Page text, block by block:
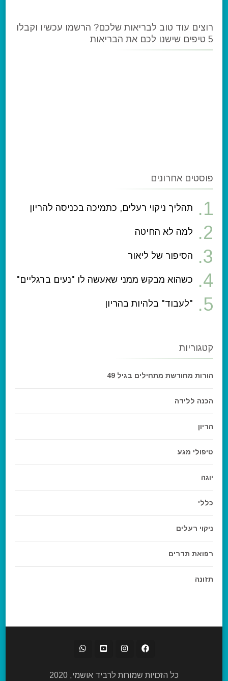
רוצים עוד טוב לבריאות שלכם? הרשמו עכשיו וקבלו
5 טיפים שישנו לכם את הבריאות
פוסטים אחרונים
תהליך ניקוי רעלים, כתמיכה בכניסה להריון
למה לא החיטה
הסיפור של ליאור
כשהוא מבקש ממני שאעשה לו "נעים ברגליים"
"לעבוד" בלהיות בהריון
קטגוריות
הורות מחודשת מתחילים בגיל 49
הכנה ללידה
הריון
טיפולי מגע
יוגה
כללי
ניקוי רעלים
רפואת תדרים
תזונה
כל הזכויות שמורות לרביד אושמי, 2020